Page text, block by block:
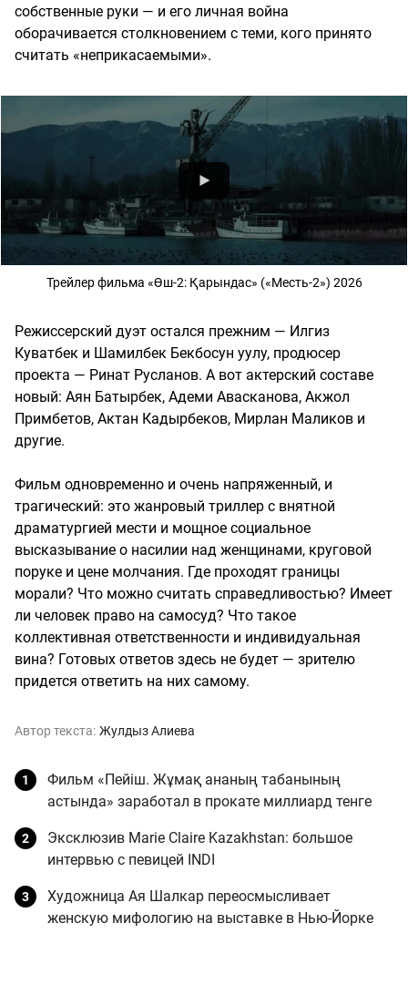
собственные руки — и его личная война
оборачивается столкновением с теми, кого принято
считать «неприкасаемыми».
Трейлер фильма «Өш-2: Қарындас» («Месть-2») 2026
Режиссерский дуэт остался прежним — Илгиз
Куватбек и Шамилбек Бекбосун уулу, продюсер
проекта — Ринат Русланов. А вот актерский составе
новый: Аян Батырбек, Адеми Авасканова, Акжол
Примбетов, Актан Кадырбеков, Мирлан Маликов и
другие.
Фильм одновременно и очень напряженный, и
трагический: это жанровый триллер с внятной
драматургией мести и мощное социальное
высказывание о насилии над женщинами, круговой
поруке и цене молчания. Где проходят границы
морали? Что можно считать справедливостью? Имеет
ли человек право на самосуд? Что такое
коллективная ответственности и индивидуальная
вина? Готовых ответов здесь не будет — зрителю
придется ответить на них самому.
Автор текста: Жулдыз Алиева
Фильм «Пейіш. Жұмақ ананың табанының
астында» заработал в прокате миллиард тенге
Эксклюзив Marie Claire Kazakhstan: большое
интервью с певицей INDI
Художница Ая Шалкар переосмысливает
женскую мифологию на выставке в Нью-Йорке